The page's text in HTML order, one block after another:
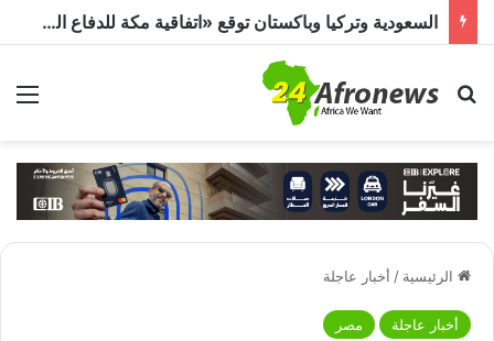
السعودية وتركيا وباكستان توقع «اتفاقية مكة للدفاع المشترك».. هجوم على دولة يُعد اعتداءً على الجميع
بحث عن
الرئيسية / أخبار عاجلة
أخبار عاجلة مصر